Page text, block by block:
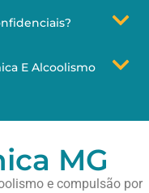
E Alcoolismo
MG
e compulsão por